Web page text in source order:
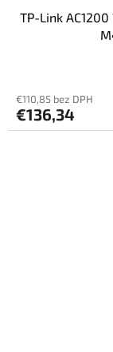
TP-Link
€110,85 bez DPH
€136,34